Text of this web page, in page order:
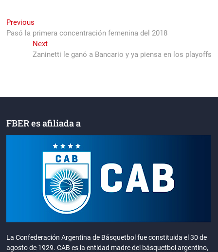
Navegación
de
entradas
Previous
post:
Pasó la primera concentración femenina del 2018
NextNext
post:
Zaninetti le ganó a Bancario y ya piensa en los playoffs
FBER es afiliada a
La Confederación Argentina de Básquetbol fue constituida el 30 de
agosto de 1929. CAB es la entidad madre del básquetbol argentino,